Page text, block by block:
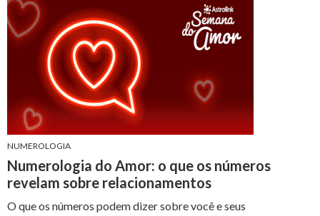
NUMEROLOGIA
Numerologia do Amor: o que os números
revelam sobre relacionamentos
O que os números podem dizer sobre você e seus